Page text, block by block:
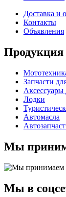
Доставка и
Контакты
Объявления
Продукция
Запчасти
Аксессуары
Лодки
Автомасла
Мы
Мы в